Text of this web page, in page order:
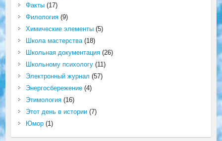
Факты(17)
Филология(9)
Химические элементы(5)
Школа мастерства(18)
Школьная документация(26)
Школьному психологу(11)
Электронный журнал (57)
Энергосбережение(4)
Этимология(16)
Этот день в истории(7)
Юмор(1)